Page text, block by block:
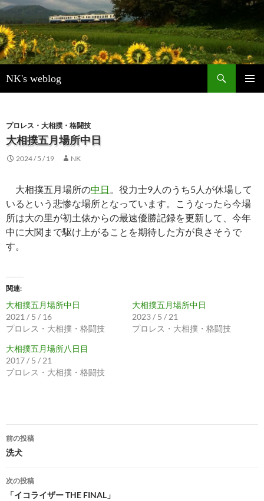
NK's weblog
索
ン
ツ
ス
プ
プロレス・大相撲・格闘技
大相撲五月場所中日
2024 / 5 / 19 NK
大相撲五月場所の中日 。役力士9人のうち5人が休場して
いるという悲惨な場所となっています。こうなったら今場
所は大の里が初土俵からの最速優勝記録を更新して、今年
中に大関まで駆け上がることを期待した方が良さそうで
す。
関連
大相撲五月場所中日
2021 / 5 / 16
プロレス・大相撲・格闘技
大相撲五月場所中日
2023 / 5 / 21
プロレス・大相撲・格闘技
大相撲五月場所八日目
2017 / 5 / 21
プロレス・大相撲・格闘技
投
稿
ナ
ビ
前の投稿
洗犬
次の投稿
「イコライザー THE FINAL」